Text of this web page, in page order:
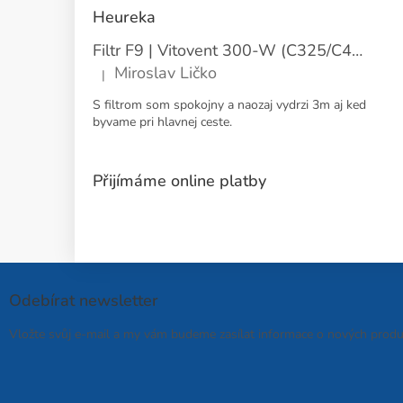
Heureka
Filtr F9 | Vitovent 300-W (C325/C400) | Přívod
Hodnocení produktu je 5 z 5 hvězdiček.
| Miroslav Ličko
S filtrom som spokojny a naozaj vydrzi 3m aj ked
byvame pri hlavnej ceste.
Přijímáme online platby
Odebírat newsletter
Vložte svůj e-mail a my vám budeme zasílat informace o nových